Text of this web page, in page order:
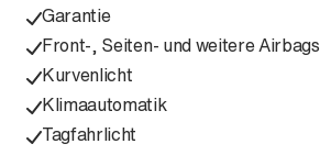
Garantie
Front-, Seiten- und weitere Airbags
Kurvenlicht
Klimaautomatik
Tagfahrlicht